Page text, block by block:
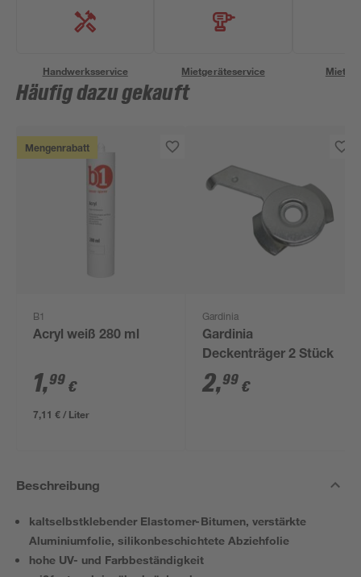
Handwerksservice Mietgeräteservice
Häufig dazu gekauft
Mengenrabatt
B1
Acryl weiß 280 ml
1,99 €
7,11 € / Liter
Gardinia
Gardinia
Deckenträger 2 Stück
2,99 €
Beschreibung
kaltselbstklebender Elastomer-Bitumen, verstärkte
Aluminiumfolie, silikonbeschichtete Abziehfolie
hohe UV- und Farbbeständigkeit